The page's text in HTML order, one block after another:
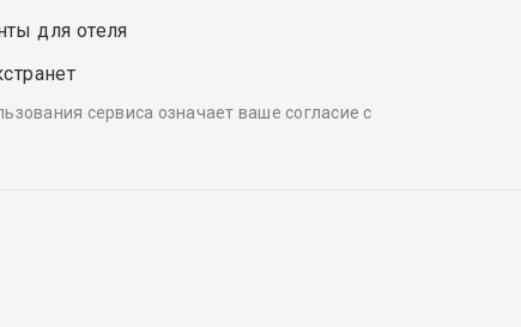
для отеля
сервиса означает ваше согласие с